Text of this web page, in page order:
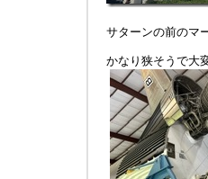
サターンの前のマ
かなり狭そうで大